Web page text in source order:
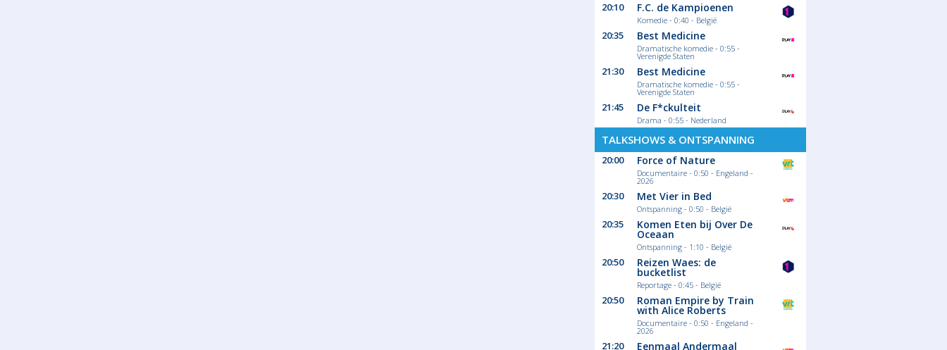
20:10 F.C. de Kampioenen
Komedie - 0:40 - België
20:35 Best Medicine
Dramatische komedie - 0:55 -
Verenigde Staten
21:30 Best Medicine
Dramatische komedie - 0:55 -
Verenigde Staten
21:45 De F*ckulteit
Drama - 0:55 - Nederland
TALKSHOWS & ONTSPANNING
20:00 Force of Nature
Documentaire - 0:50 - Engeland -
2026
20:30 Met Vier in Bed
Ontspanning - 0:50 - België
20:35 Komen Eten bij Over De
Oceaan
Ontspanning - 1:10 - België
20:50 Reizen Waes: de
bucketlist
Reportage - 0:45 - België
20:50 Roman Empire by Train
with Alice Roberts
Documentaire - 0:50 - Engeland -
2026
21:20 Eenmaal Andermaal